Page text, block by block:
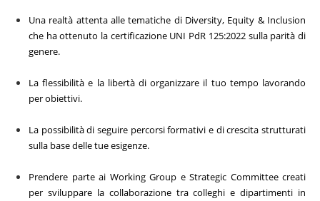
Una realtà attenta alle tematiche di Diversity, Equity & Inclusion
che ha ottenuto la certificazione UNI PdR 125:2022 sulla parità di
genere.
La flessibilità e la libertà di organizzare il tuo tempo lavorando
per obiettivi.
La possibilità di seguire percorsi formativi e di crescita strutturati
sulla base delle tue esigenze.
Prendere parte ai Working Group e Strategic Committee creati
per sviluppare la collaborazione tra colleghi e dipartimenti in